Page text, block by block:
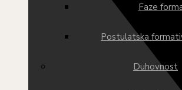
Faze
Postulatska
Duhovnost